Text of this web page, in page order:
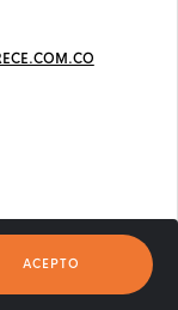
ACEPTO